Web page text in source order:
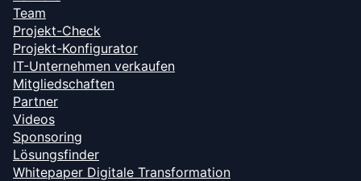
Team
Projekt-Check
Projekt-Konfigurator
IT-Unternehmen verkaufen
Mitgliedschaften
Partner
Videos
Sponsoring
Lösungsfinder
Whitepaper Digitale Transformation